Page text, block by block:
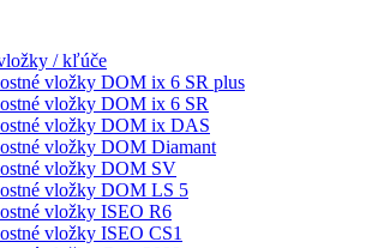
/ kľúče
vložky DOM ix 6 SR plus
vložky DOM ix 6 SR
vložky DOM ix DAS
vložky DOM Diamant
vložky DOM SV
vložky DOM LS 5
vložky ISEO R6
vložky ISEO CS1